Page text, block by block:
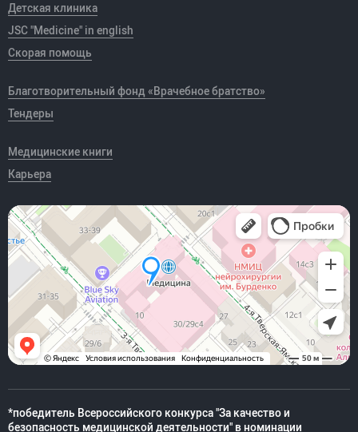
Детская клиника
JSC "Medicine" in english
Скорая помощь
Благотворительный фонд «Врачебное братство»
Тендеры
Медицинские книги
Карьера
*победитель Всероссийского конкурса "За качество и
безопасность медицинской деятельности" в номинации